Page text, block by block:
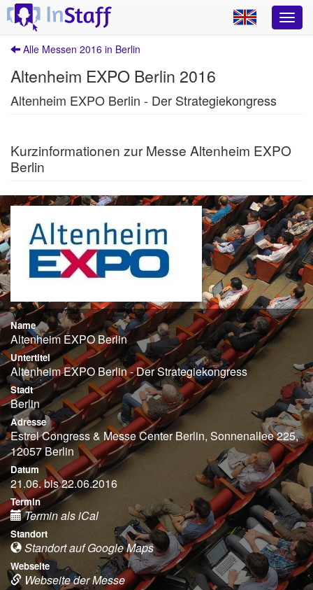
Alle Messen 2016 in Berlin
Altenheim EXPO Berlin 2016
Altenheim EXPO Berlin - Der Strategiekongress
Kurzinformationen zur Messe Altenheim EXPO
Berlin
Name
Altenheim EXPO Berlin
Untertitel
Altenheim EXPO Berlin - Der Strategiekongress
Stadt
Berlin
Adresse
Estrel Congress & Messe Center Berlin, Sonnenallee 225,
12057 Berlin
Datum
21.06. bis 22.06.2016
Termin
Termin als iCal
Standort
Standort auf Google Maps
Webseite
Webseite der Messe